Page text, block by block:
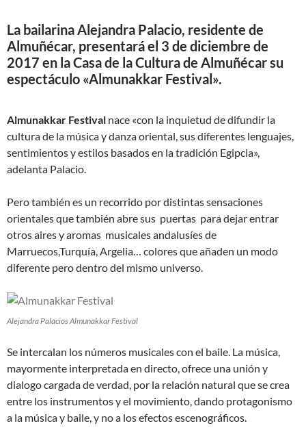
La bailarina Alejandra Palacio, residente de
Almuñécar, presentará el 3 de diciembre de
2017 en la Casa de la Cultura de Almuñécar su
espectáculo «Almunakkar Festival».
Almunakkar Festival nace «con la inquietud de difundir la
cultura de la música y danza oriental, sus diferentes lenguajes,
sentimientos y estilos basados en la tradición Egipcia»,
adelanta Palacio.
Pero también es un recorrido por distintas sensaciones
orientales que también abre sus puertas para dejar entrar
otros aires y aromas musicales andalusíes de
Marruecos,Turquía, Argelia… colores que añaden un modo
diferente pero dentro del mismo universo.
Alejandra Palacios Almunakkar Festival
Se intercalan los números musicales con el baile. La música,
mayormente interpretada en directo, ofrece una unión y
dialogo cargada de verdad, por la relación natural que se crea
entre los instrumentos y el movimiento, dando protagonismo
a la música y baile, y no a los efectos escenográficos.